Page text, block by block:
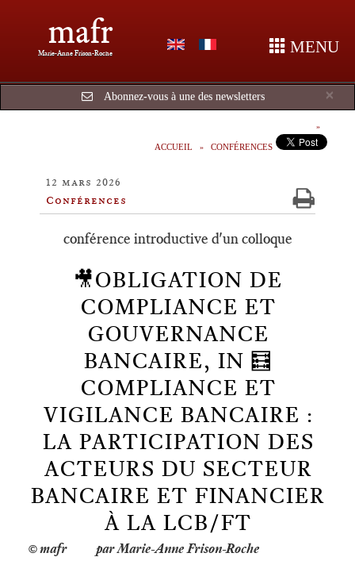
mafr
Marie-Anne Frison-Roche MENU
×
Abonnez-vous à une des newsletters
ACCUEIL CONFÉRENCES
12 mars 2026
Conférences
conférence introductive d'un colloque
🎥OBLIGATION DE
COMPLIANCE ET
GOUVERNANCE
BANCAIRE, IN 🧮
COMPLIANCE ET
VIGILANCE BANCAIRE :
LA PARTICIPATION DES
ACTEURS DU SECTEUR
BANCAIRE ET FINANCIER
À LA LCB/FT
par Marie-Anne Frison-Roche